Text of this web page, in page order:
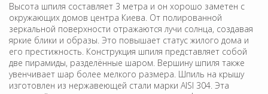
Высота шпиля составляет 3 метра и он хорошо заметен с
окружающих домов центра Киева. От полированной
зеркальной поверхности отражаются лучи солнца, создавая
яркие блики и образы. Это повышает статус жилого дома и
его престижность. Конструкция шпиля представляет собой
две пирамиды, разделённые шаром. Вершину шпиля также
увенчивает шар более мелкого размера. Шпиль на крышу
изготовлен из нержавеющей стали марки AISI 304. Эта